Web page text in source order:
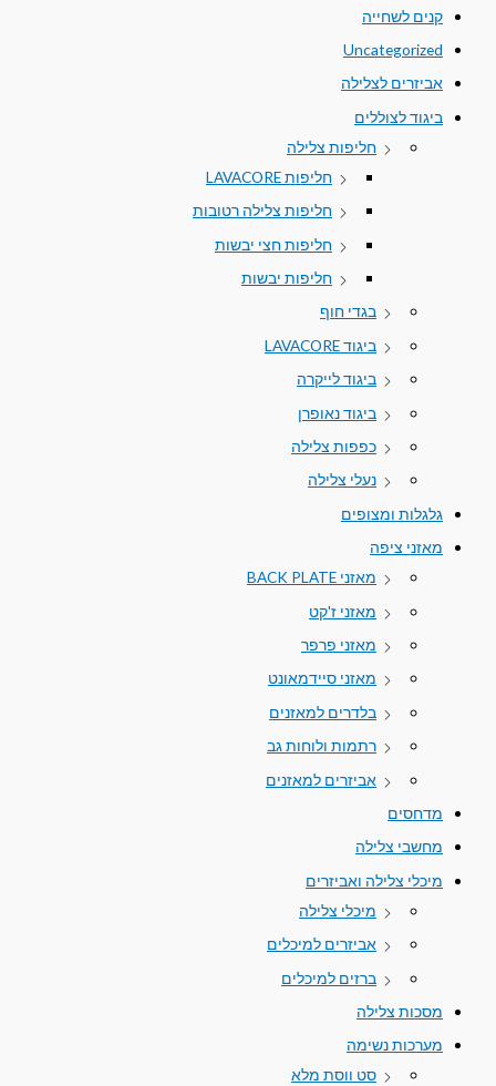
קנים לשחייה
Uncategorized
אביזרים לצלילה
ביגוד לצוללים
חליפות צלילה
חליפות LAVACORE
חליפות צלילה רטובות
חליפות חצי יבשות
חליפות יבשות
בגדי חוף
ביגוד LAVACORE
ביגוד לייקרה
ביגוד נאופרן
כפפות צלילה
נעלי צלילה
גלגלות ומצופים
מאזני ציפה
מאזני BACK PLATE
מאזני ז'קט
מאזני פרפר
מאזני סיידמאונט
בלדרים למאזנים
רתמות ולוחות גב
אביזרים למאזנים
מדחסים
מחשבי צלילה
מיכלי צלילה ואביזרים
מיכלי צלילה
אביזרים למיכלים
ברזים למיכלים
מסכות צלילה
מערכות נשימה
סט ווסת מלא